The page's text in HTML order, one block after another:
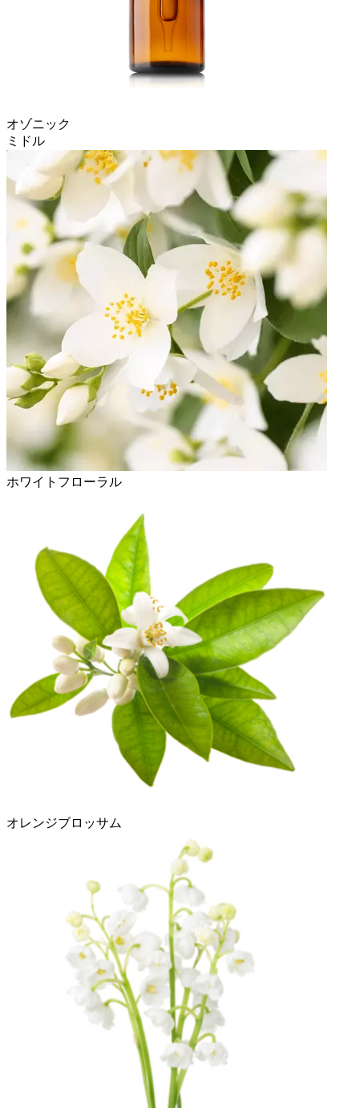
オゾニック
ミドル
ホワイトフローラル
オレンジブロッサム